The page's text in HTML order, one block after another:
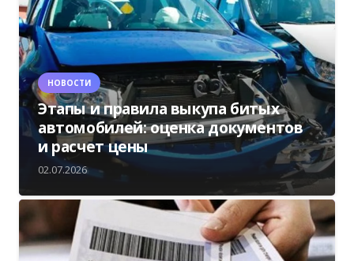
НОВОСТИ
Этапы и правила выкупа битых
автомобилей: оценка документов
и расчет цены
02.07.2026